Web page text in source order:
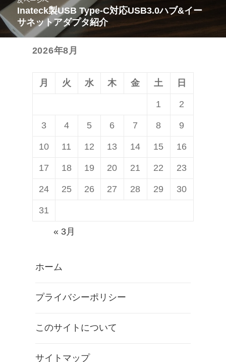
ー
シ
稿:
次
の
投
Inateck製USB Type-C対応USB3.0ハブ&イー
サネットアダプタ紹介
2026年8月
月 火 水 木 金 土 日
1 2
3 4 5 6 7 8 9
10 11 12 13 14 15 16
17 18 19 20 21 22 23
24 25 26 27 28 29 30
31
« 3月
ホーム
プライバシーポリシー
このサイトについて
サイトマップ